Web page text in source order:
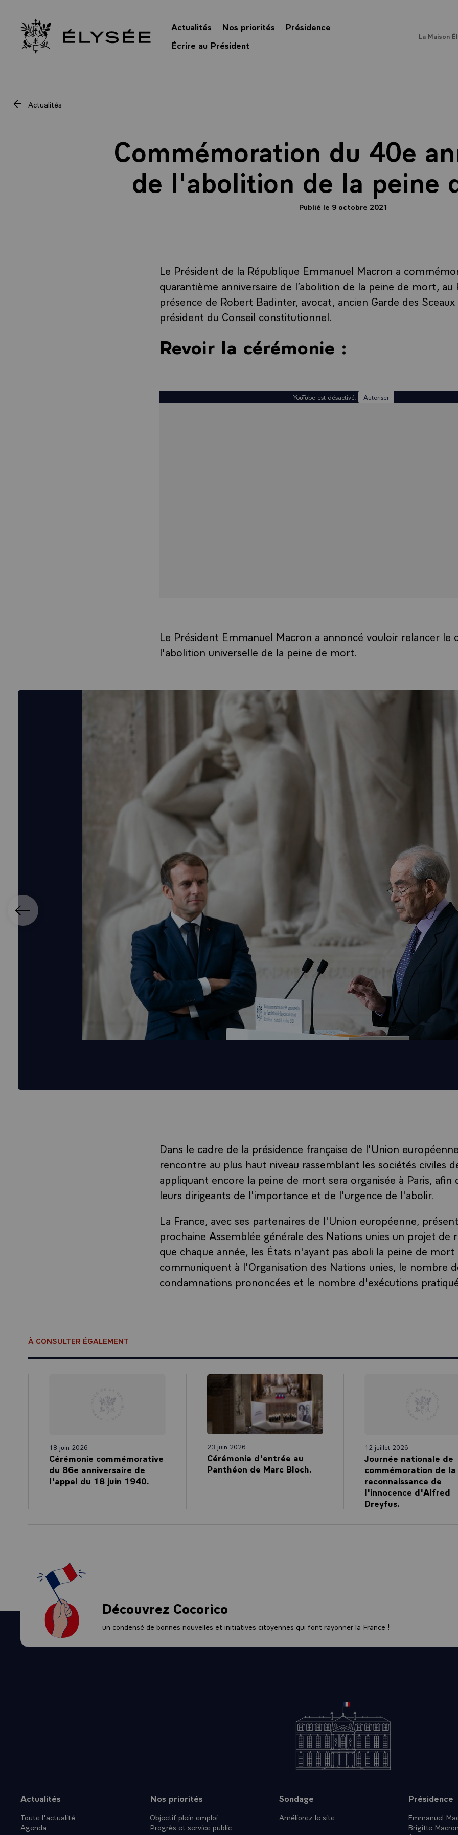
Retour à l’accueil Élysée
Actualités Nos priorités
Présidence
Écrire au Président
La Maison
Actualités
Commémoration du 40e
de l'abolition de la peine
Publié le 9 octobre 2021
Le Président de la République Emmanuel Macron a
quarantième anniversaire de l’abolition de la peine de mort, au
présence de Robert Badinter, avocat, ancien Garde des
président du Conseil constitutionnel.
Revoir la cérémonie :
YouTube est désactivé. Autoriser
Le Président Emmanuel Macron a annoncé vouloir relancer le
l'abolition universelle de la peine de mort.
Dans le cadre de la présidence française de l'Union
rencontre au plus haut niveau rassemblant les sociétés civiles
appliquant encore la peine de mort sera organisée à Paris, afin
leurs dirigeants de l'importance et de l'urgence de l'abolir.
La France, avec ses partenaires de l'Union européenne,
prochaine Assemblée générale des Nations unies un projet de
que chaque année, les États n'ayant pas aboli la peine de mort
communiquent à l'Organisation des Nations unies, le nombre
condamnations prononcées et le nombre d'exécutions
À CONSULTER ÉGALEMENT
18 juin 2026
Cérémonie commémorative
du 86e anniversaire de
l'appel du 18 juin 1940.
23 juin 2026
Cérémonie d'entrée au
Panthéon de Marc Bloch.
12 juillet 2026
Journée nationale de
commémoration de la
reconnaissance de
l'innocence d'Alfred
Dreyfus.
Découvrez Cocorico
un condensé de bonnes nouvelles et initiatives citoyennes qui font rayonner la France !
Plan du site
Actualités
Toute l'actualité
Agenda
Nos priorités
Objectif plein emploi
Progrès et service public
Sondage
Améliorez le site
Présidence
Emmanuel
Brigitte Macron